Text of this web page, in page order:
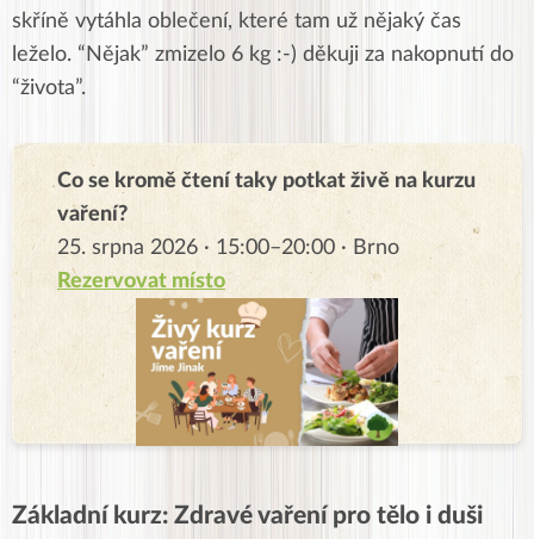
skříně vytáhla oblečení, které tam už nějaký čas
leželo. “Nějak” zmizelo 6 kg :-) děkuji za nakopnutí do
“života”.
Co se kromě čtení taky potkat živě na kurzu
vaření?
25. srpna 2026 · 15:00–20:00 · Brno
Rezervovat místo
Základní kurz: Zdravé vaření pro tělo i duši